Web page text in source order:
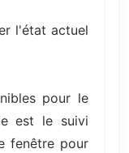
l'état actuel
pour le
est le suivi
fenêtre pour